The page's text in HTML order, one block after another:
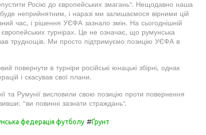
Росію до європейських змагань". Нещодавно наша
неприйнятним, і наразі ми залишаємося вірними цій
час, і рішення УЄФА зазнало змін. На сьогоднішній
турнірах. Це не означає, що румунська
труднощів. Ми просто підтримуємо позицію УЄФА в
в турніри російські юнацькі збірні, однак
і скасував свої плани.
та Румунії висловили свою позицію проти повернення
"ви повинні зазнати страждань".
федерація футболу #Ґрунт